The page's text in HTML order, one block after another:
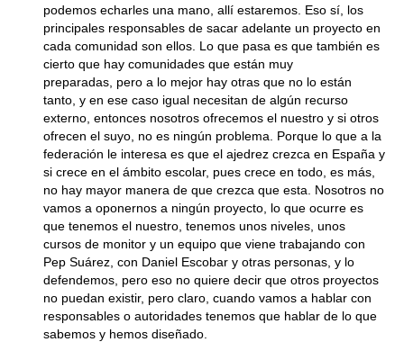
podemos echarles una mano, allí estaremos. Eso sí, los
principales responsables de sacar adelante un proyecto en
cada comunidad son ellos. Lo que pasa es que también es
cierto que hay comunidades que están muy
preparadas, pero a lo mejor hay otras que no lo están
tanto, y en ese caso igual necesitan de algún recurso
externo, entonces nosotros ofrecemos el nuestro y si otros
ofrecen el suyo, no es ningún problema. Porque lo que a la
federación le interesa es que el ajedrez crezca en España y
si crece en el ámbito escolar, pues crece en todo, es más,
no hay mayor manera de que crezca que esta. Nosotros no
vamos a oponernos a ningún proyecto, lo que ocurre es
que tenemos el nuestro, tenemos unos niveles, unos
cursos de monitor y un equipo que viene trabajando con
Pep Suárez, con Daniel Escobar y otras personas, y lo
defendemos, pero eso no quiere decir que otros proyectos
no puedan existir, pero claro, cuando vamos a hablar con
responsables o autoridades tenemos que hablar de lo que
sabemos y hemos diseñado.